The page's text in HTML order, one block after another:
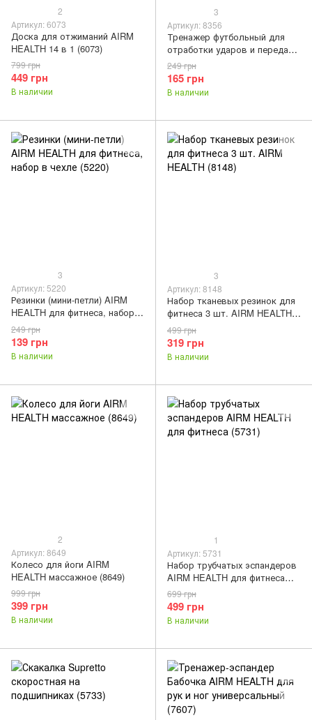
2
Артикул: 6073
Доска для отжиманий AIRM
HEALTH 14 в 1 (6073)
449 грн
799 грн
В наличии
3
Артикул: 8356
Тренажер футбольный для
отработки ударов и передач
AIRM HEALTH Мастер
футбола (8356)
165 грн
249 грн
В наличии
3
Артикул: 5220
Резинки (мини-петли) AIRM
HEALTH для фитнеса, набор в
чехле (5220)
139 грн
249 грн
В наличии
3
Артикул: 8148
Набор тканевых резинок для
фитнеса 3 шт. AIRM HEALTH
(8148)
319 грн
499 грн
В наличии
2
Артикул: 8649
Колесо для йоги AIRM
HEALTH массажное (8649)
399 грн
999 грн
В наличии
1
Артикул: 5731
Набор трубчатых эспандеров
AIRM HEALTH для фитнеса
(5731)
499 грн
699 грн
В наличии